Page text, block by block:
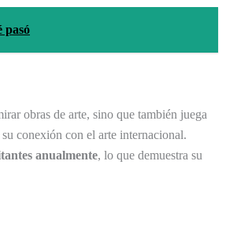
pasó
obras de arte, sino que también juega
conexión con el arte internacional.
anualmente, lo que demuestra su